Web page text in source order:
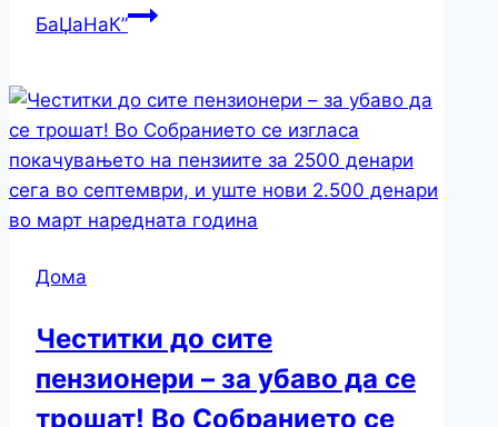
БаЏаНаК”
Дома
Честитки до сите
пензионери – за убаво да се
трошат! Во Собранието се